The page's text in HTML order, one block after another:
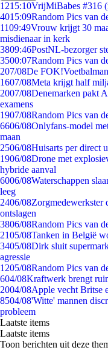
1215:10VrijMiBabes #316
4015:09Random Pics van
1109:49Vrouw krijgt 30
misdienaar in kerk
3809:46PostNL-bezorger
3500:07Random Pics van
207/08De
1607/08Meta krijgt half
2007/08Denemarken pakt
examens
1907/08Random Pics van
6606/08Onlyfans-model
maan
2506/08Huisarts per direct
1906/08Drone met
hybride aanval
6006/08Waterschappen
leeg
2406/08Zorgmedewerkster
ontslagen
3806/08Random Pics van
2105/08Tanken in België
3405/08Dirk sluit
agressie
1205/08Random Pics van
604/08Kraftwerk brengt
2004/08Apple vecht Britse
8504/08'Witte' mannen
probleem
Laatste items
Laatste items
Toon berichten uit deze